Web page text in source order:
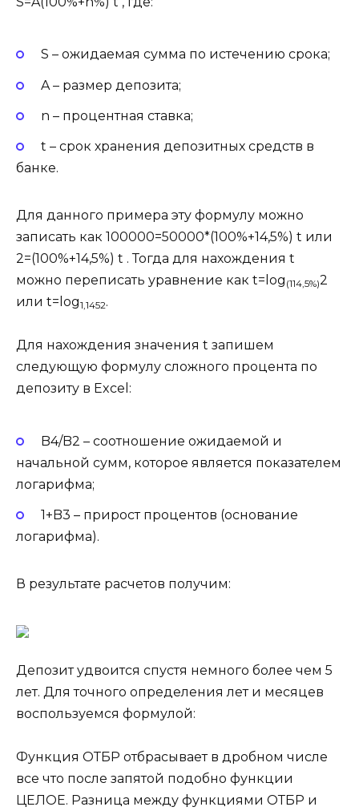
S – ожидаемая сумма по истечению срока;
A – размер депозита;
n – процентная ставка;
t – срок хранения депозитных средств в
банке.
Для данного примера эту формулу можно
записать как 100000=50000*(100%+14,5%) t или
2=(100%+14,5%) t . Тогда для нахождения t
можно переписать уравнение как t=log (114,5%)2
или t=log1,1452.
Для нахождения значения t запишем
следующую формулу сложного процента по
депозиту в Excel:
B4/B2 – соотношение ожидаемой и
начальной сумм, которое является показателем
логарифма;
1+B3 – прирост процентов (основание
логарифма).
В результате расчетов получим:
Депозит удвоится спустя немного более чем 5
лет. Для точного определения лет и месяцев
воспользуемся формулой:
Функция ОТБР отбрасывает в дробном числе
все что после запятой подобно функции
ЦЕЛОЕ. Разница между функциями ОТБР и